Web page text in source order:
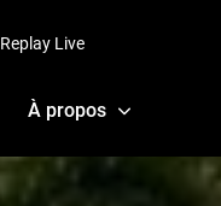
Replay Live
À propos